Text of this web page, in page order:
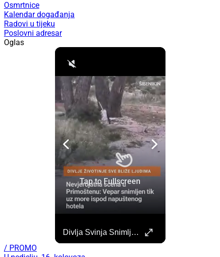
Osmrtnice
Kalendar događanja
Radovi u tijeku
Poslovni adresar
Oglas
Divlja Svinja Snimljena Uz More U Primoštenu
/ PROMO